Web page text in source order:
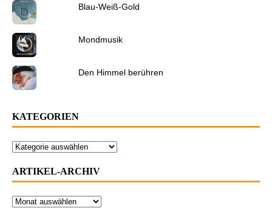
Blau-Weiß-Gold
Mondmusik
Den Himmel berühren
KATEGORIEN
ARTIKEL-ARCHIV